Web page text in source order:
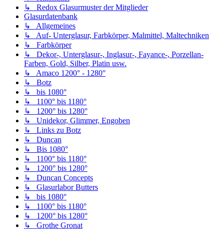
↳ Redox Glasurmuster der Mitglieder
Glasurdatenbank
↳ Allgemeines
↳ Auf- Unterglasur, Farbkörper, Malmittel, Maltechniken
↳ Farbkörper
↳ Dekor-, Unterglasur-, Inglasur-, Fayance-, Porzellan-
Farben, Gold, Silber, Platin usw.
↳ Amaco 1200° - 1280°
↳ Botz
↳ bis 1080°
↳ 1100° bis 1180°
↳ 1200° bis 1280°
↳ Unidekor, Glimmer, Engoben
↳ Links zu Botz
↳ Duncan
↳ Bis 1080°
↳ 1100° bis 1180°
↳ 1200° bis 1280°
↳ Duncan Concepts
↳ Glasurlabor Butters
↳ bis 1080°
↳ 1100° bis 1180°
↳ 1200° bis 1280°
↳ Grothe Gronat